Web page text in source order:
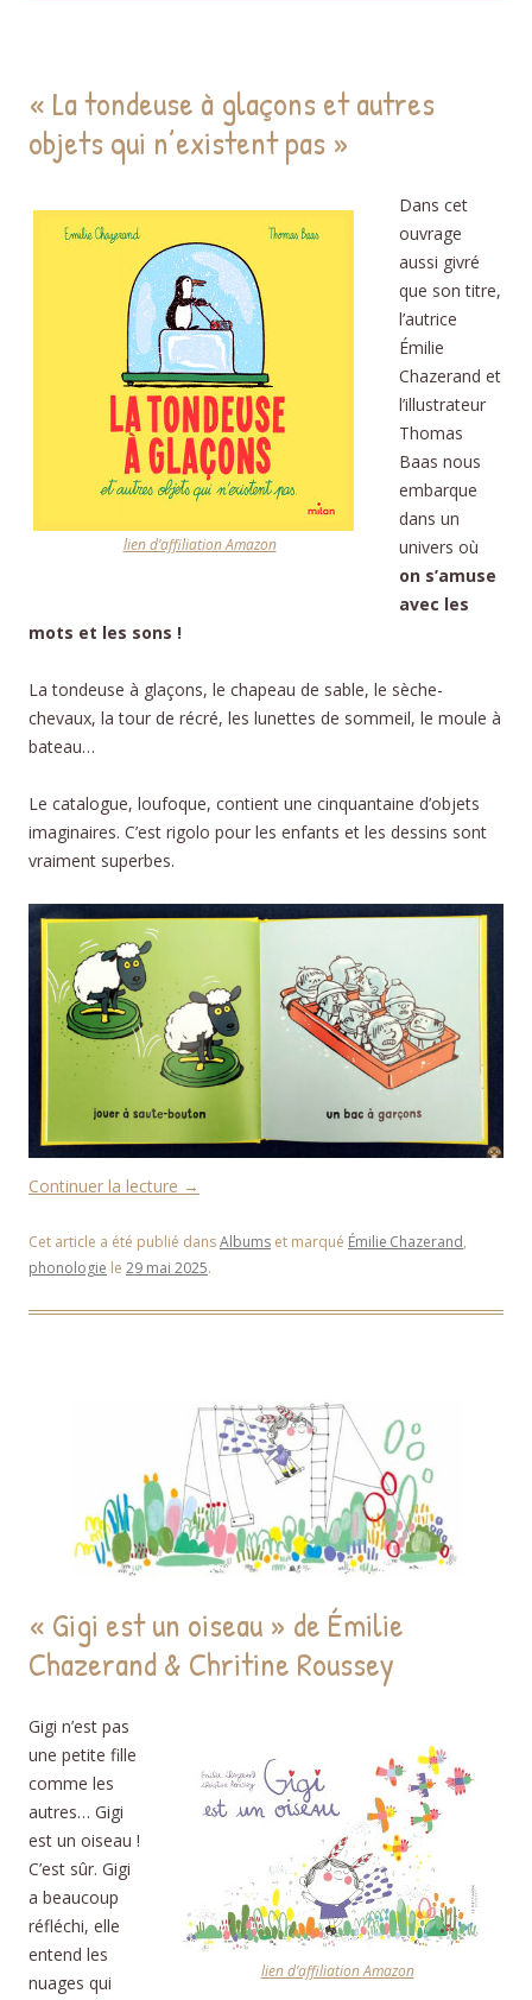
« La tondeuse à glaçons et autres
objets qui n’existent pas »
lien d’affiliation Amazon
Dans cet
ouvrage
aussi givré
que son titre,
l’autrice
Émilie
Chazerand et
l’illustrateur
Thomas
Baas nous
embarque
dans un
univers où
on s’amuse
avec les
mots et les sons !
La tondeuse à glaçons, le chapeau de sable, le sèche-
chevaux, la tour de récré, les lunettes de sommeil, le moule à
bateau…
Le catalogue, loufoque, contient une cinquantaine d’objets
imaginaires. C’est rigolo pour les enfants et les dessins sont
vraiment superbes.
Continuer la lecture →
Cet article a été publié dansAlbums et marqué Émilie Chazerand,
phonologie le 29 mai 2025.
« Gigi est un oiseau » de Émilie
Chazerand & Chritine Roussey
lien d’affiliation Amazon
Gigi n’est pas
une petite fille
comme les
autres… Gigi
est un oiseau !
C’est sûr. Gigi
a beaucoup
réfléchi, elle
entend les
nuages qui